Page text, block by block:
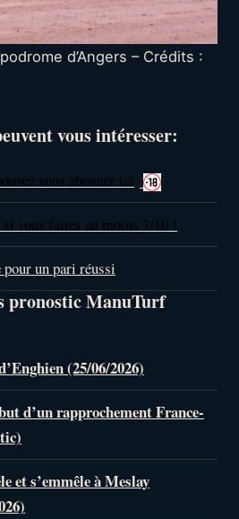
d’Angers – Crédits :
vous intéresser:
vous abonner ici
vous faites au moins 7/10 !
un pari réussi
pronostic ManuTurf
(25/06/2026)
d’un rapprochement France-
et s’emmêle à Meslay